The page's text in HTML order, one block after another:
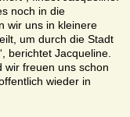
noch in die
wir uns in kleinere
um durch die Stadt
berichtet Jacqueline.
wir freuen uns schon
wieder in